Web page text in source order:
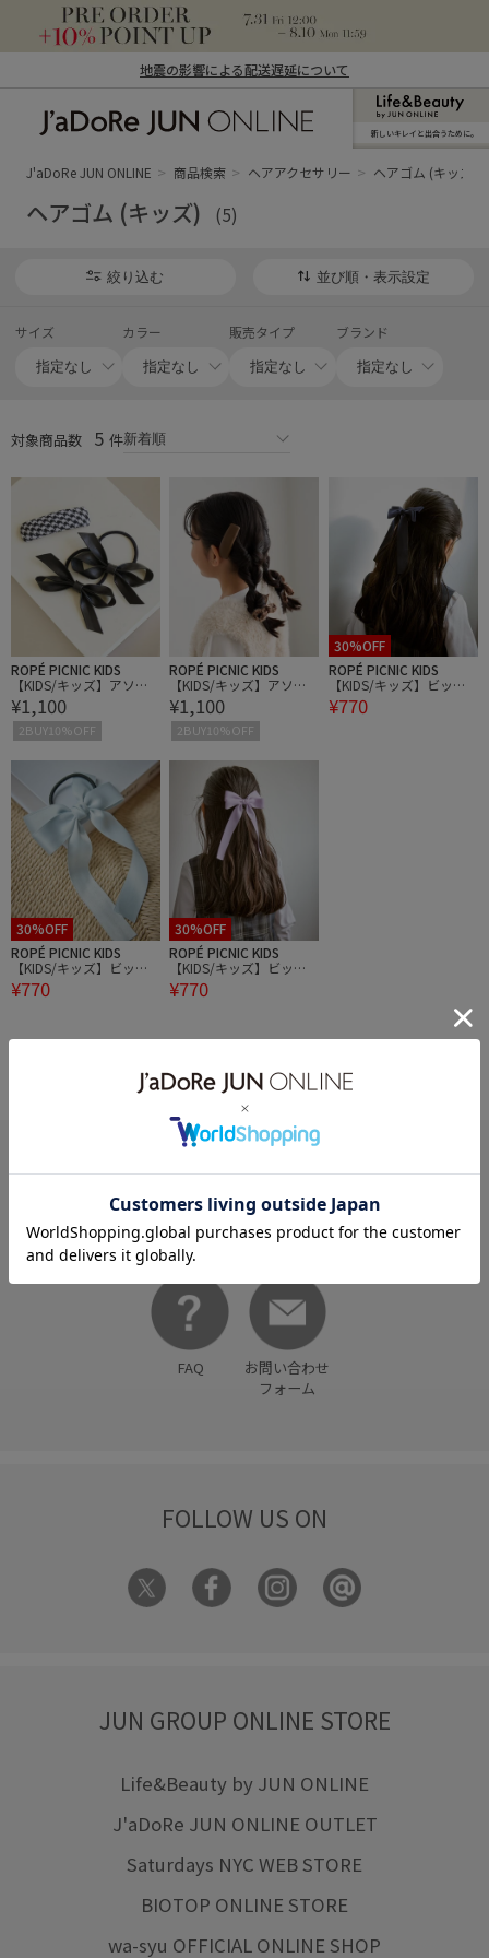
地震の影響による配送遅延について
ン オンライン）
新しいキレイと出合うために。
J'aDoRe JUN ONLINE 商品検索 ヘアアクセサリー ヘアゴム (キッズ)
ヘアゴム (キッズ) (5)
絞り込む 並び順・表示設定
サイズ カラー 販売タイプ ブランド
対象商品数 5 件
ROPÉ PICNIC KIDS
【KIDS/キッズ】アソー
ト柄ピン×ヘアゴムセッ
ト
¥1,100
2BUY10%OFF
ROPÉ PICNIC KIDS
【KIDS/キッズ】アソー
ト柄ピン×ヘアゴムセッ
ト
¥1,100
2BUY10%OFF
30%OFF
ROPÉ PICNIC KIDS
【KIDS/キッズ】ビック
リボンヘアゴム
¥770
30%OFF
ROPÉ PICNIC KIDS
【KIDS/キッズ】ビック
リボンヘアゴム
¥770
30%OFF
ROPÉ PICNIC KIDS
【KIDS/キッズ】ビック
リボンヘアゴム
¥770
HELP
何かお困りですか？
FAQ
お問い合わせ
フォーム
FOLLOW US ON
JUN GROUP ONLINE STORE
Life&Beauty by JUN ONLINE
J'aDoRe JUN ONLINE OUTLET
Saturdays NYC WEB STORE
BIOTOP ONLINE STORE
wa-syu OFFICIAL ONLINE SHOP